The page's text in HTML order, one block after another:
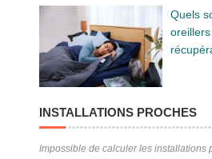
Quels
INSTALLATIONS PROCHES
Impossible de calculer les installations